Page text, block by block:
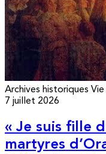
Archives historiques Vie
7 juillet 2026
« Je suis fille
martyres